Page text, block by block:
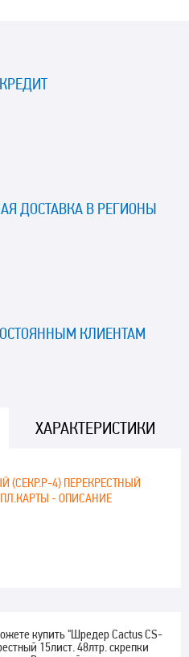
ДОСТАВКА В РЕГИОНЫ
КЛИЕНТАМ
ХАРАКТЕРИСТИКИ
(СЕКР.P-4) ПЕРЕКРЕСТНЫЙ
- ОПИСАНИЕ
купить "Шредер Cactus CS-
15лист. 48лтр. скрепки